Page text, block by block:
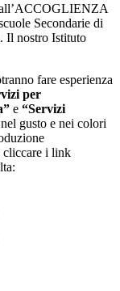
all’ACCOGLIENZA
Secondarie di
Il nostro Istituto
fare esperienza
per
e “Servizi
gusto e nei colori
cliccare i link